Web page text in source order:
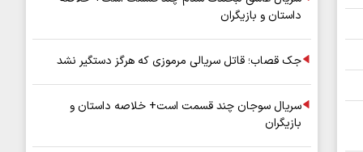
داستان و بازیگران
جک قصاب؛ قاتل سریالی مرموزی که هرگز دستگیر نشد
سریال سوجان چند قسمت است+ خلاصه داستان و
بازیگران